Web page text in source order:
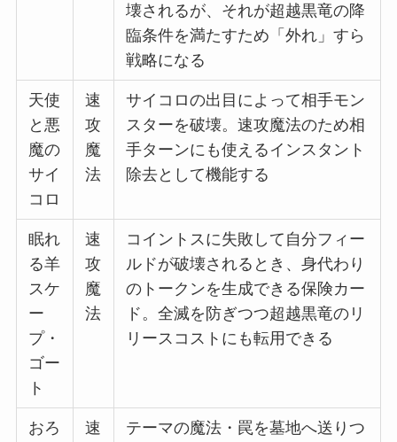
壊されるが、それが超越黒竜の降
臨条件を満たすため「外れ」すら
戦略になる
天使
と悪
魔の
サイ
コロ
速
攻
魔
法
サイコロの出目によって相手モン
スターを破壊。速攻魔法のため相
手ターンにも使えるインスタント
除去として機能する
眠れ
る羊
スケ
ー
プ・
ゴー
ト
速
攻
魔
法
コイントスに失敗して自分フィー
ルドが破壊されるとき、身代わり
のトークンを生成できる保険カー
ド。全滅を防ぎつつ超越黒竜のリ
リースコストにも転用できる
おろ
速
テーマの魔法・罠を墓地へ送りつ